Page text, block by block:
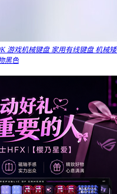
游戏机械键盘 家用有线键盘 机械
黑色